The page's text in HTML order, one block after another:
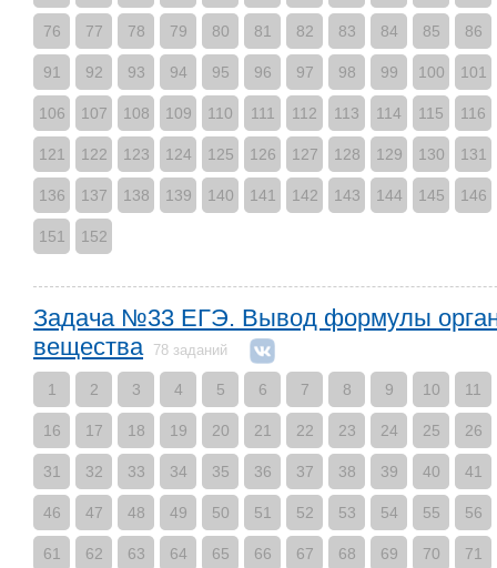
76 77 78 79 80 81 82 83 84 85 86
91 92 93 94 95 96 97 98 99 100 101
106 107 108 109 110 111 112 113 114 115 116
121 122 123 124 125 126 127 128 129 130 131
136 137 138 139 140 141 142 143 144 145 146
151 152
Задача №33 ЕГЭ. Вывод формулы
вещества
78 заданий
1 2 3 4 5 6 7 8 9 10 11
16 17 18 19 20 21 22 23 24 25 26
31 32 33 34 35 36 37 38 39 40 41
46 47 48 49 50 51 52 53 54 55 56
61 62 63 64 65 66 67 68 69 70 71